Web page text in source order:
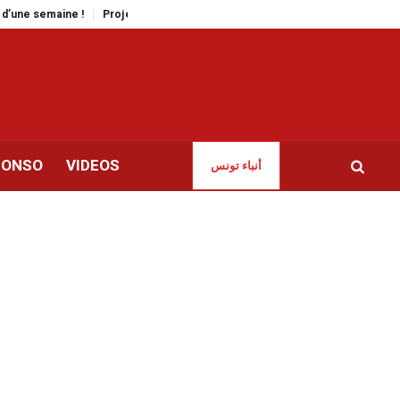
! Projection du film « À voix basse » en présence de Leyla Bouzid
VIDEOS أنباء تونس